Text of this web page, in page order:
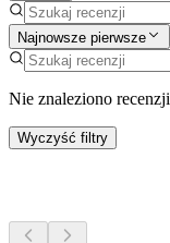
Najnowsze pierwsze
Nie znaleziono recenzji
Wyczyść filtry